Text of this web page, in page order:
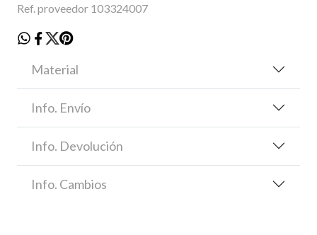
Ref. proveedor 103324007
Material
Info. Envío
Info. Devolución
Info. Cambios